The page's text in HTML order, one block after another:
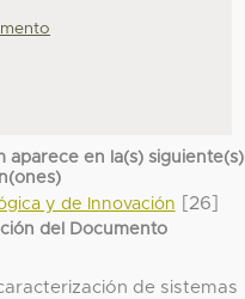
aparece en la(s) siguiente(s)
y de Innovación
[26]
del Documento
de sistemas